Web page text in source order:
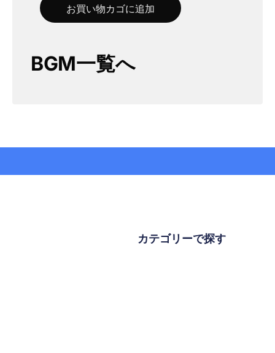
お買い物カゴに追加
BGM一覧へ
カテゴリーで探す